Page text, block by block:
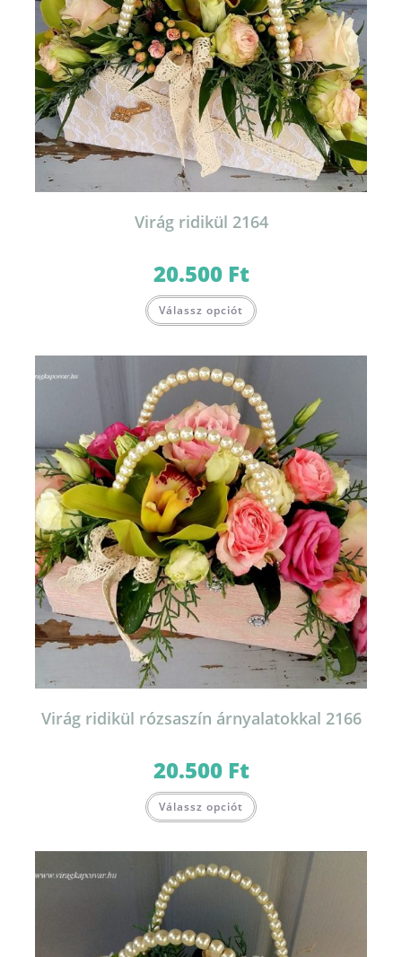
Virág ridikül 2164
20.500 Ft
Válassz opciót
Virág ridikül rózsaszín árnyalatokkal 2166
20.500 Ft
Válassz opciót